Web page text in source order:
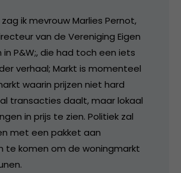
ik mevrouw Marlies Pernot,
van de Vereniging Eigen
in P&W;, die had toch een iets
verhaal; Markt is momenteel
waarin prijzen niet hard
transacties daalt, maar lokaal
in prijs te zien. Politiek zal
met een pakket aan
te komen om de woningmarkt